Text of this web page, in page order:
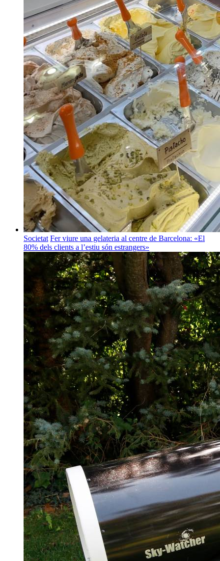
Societat Fer viure una gelateria al centre de Barcelona: «El
80% dels clients a l’estiu són estrangers»